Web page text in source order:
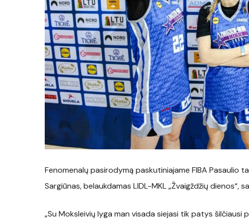
Fenomenalų pasirodymą paskutiniajame FIBA Pasaulio
Sargiūnas, belaukdamas LIDL-MKL „Žvaigždžių dienos“,
„Su Moksleivių lyga man visada siejasi tik patys šilčiausi